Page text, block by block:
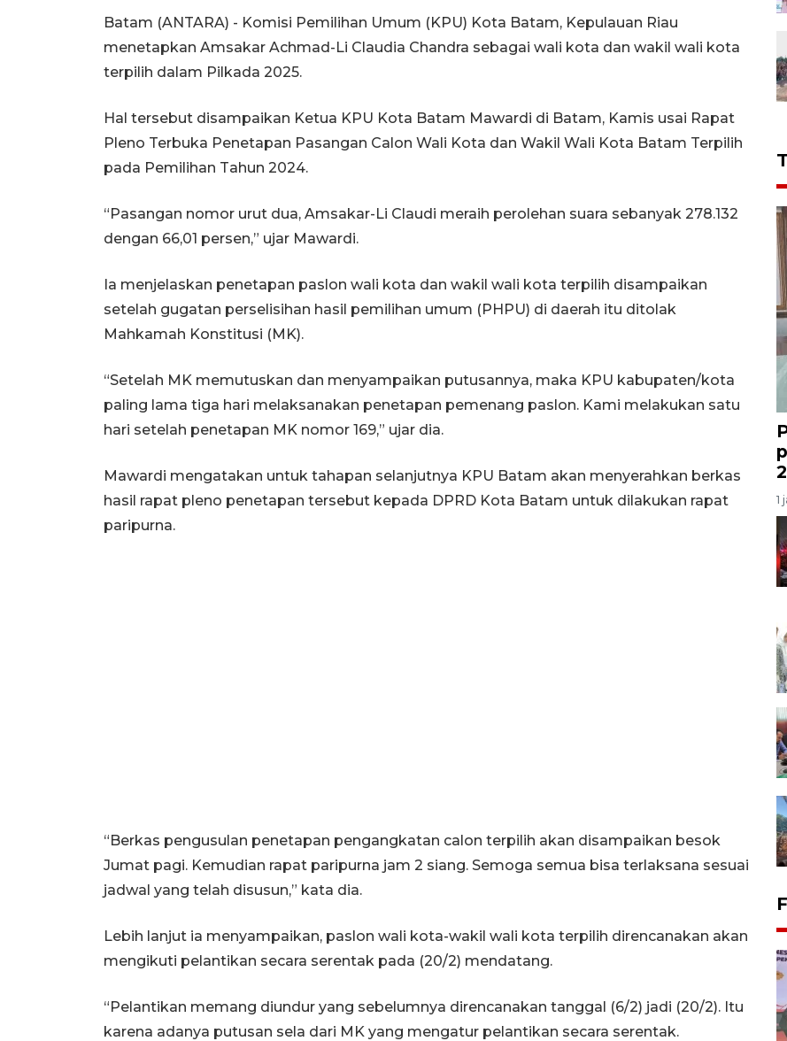
Batam (ANTARA) - Komisi Pemilihan Umum (KPU) Kota Batam, Kepulauan Riau
menetapkan Amsakar Achmad-Li Claudia Chandra sebagai wali kota dan wakil wali kota
terpilih dalam Pilkada 2025.
Hal tersebut disampaikan Ketua KPU Kota Batam Mawardi di Batam, Kamis usai Rapat
Pleno Terbuka Penetapan Pasangan Calon Wali Kota dan Wakil Wali Kota Batam Terpilih
pada Pemilihan Tahun 2024.
“Pasangan nomor urut dua, Amsakar-Li Claudi meraih perolehan suara sebanyak 278.132
dengan 66,01 persen,” ujar Mawardi.
Ia menjelaskan penetapan paslon wali kota dan wakil wali kota terpilih disampaikan
setelah gugatan perselisihan hasil pemilihan umum (PHPU) di daerah itu ditolak
Mahkamah Konstitusi (MK).
“Setelah MK memutuskan dan menyampaikan putusannya, maka KPU kabupaten/kota
paling lama tiga hari melaksanakan penetapan pemenang paslon. Kami melakukan satu
hari setelah penetapan MK nomor 169,” ujar dia.
Mawardi mengatakan untuk tahapan selanjutnya KPU Batam akan menyerahkan berkas
hasil rapat pleno penetapan tersebut kepada DPRD Kota Batam untuk dilakukan rapat
paripurna.
“Berkas pengusulan penetapan pengangkatan calon terpilih akan disampaikan besok
Jumat pagi. Kemudian rapat paripurna jam 2 siang. Semoga semua bisa terlaksana sesuai
jadwal yang telah disusun,” kata dia.
Lebih lanjut ia menyampaikan, paslon wali kota-wakil wali kota terpilih direncanakan akan
mengikuti pelantikan secara serentak pada (20/2) mendatang.
“Pelantikan memang diundur yang sebelumnya direncanakan tanggal (6/2) jadi (20/2). Itu
karena adanya putusan sela dari MK yang mengatur pelantikan secara serentak.
1